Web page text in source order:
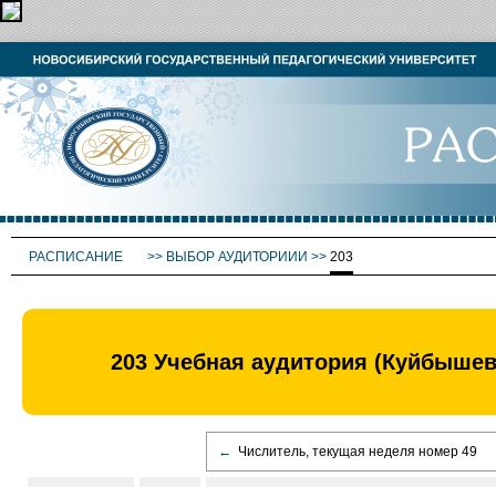
РАСПИСАНИЕ >> ВЫБОР АУДИТОРИИИ >> 203
203 Учебная аудитория
← Числитель, текущая неделя номер 49